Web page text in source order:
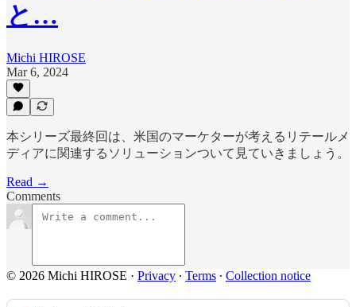
と…
Michi HIROSE
Mar 6, 2024
本シリーズ最終回は、米国のマーケターが考えるリテールメ
ディアに関連するソリューションついて見ていきましょう。
Read →
Comments
© 2026 Michi HIROSE · Privacy ∙ Terms ∙ Collection notice